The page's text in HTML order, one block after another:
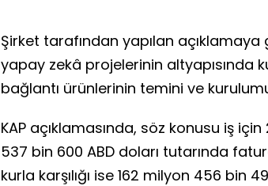
Şirket tarafından yapılan
yapay zekâ projelerinin altyapısında
bağlantı ürünlerinin temini ve
KAP açıklamasında, söz konusu iş
537 bin 600 ABD doları tutarında
kurla karşılığı ise 162 milyon 456 bin